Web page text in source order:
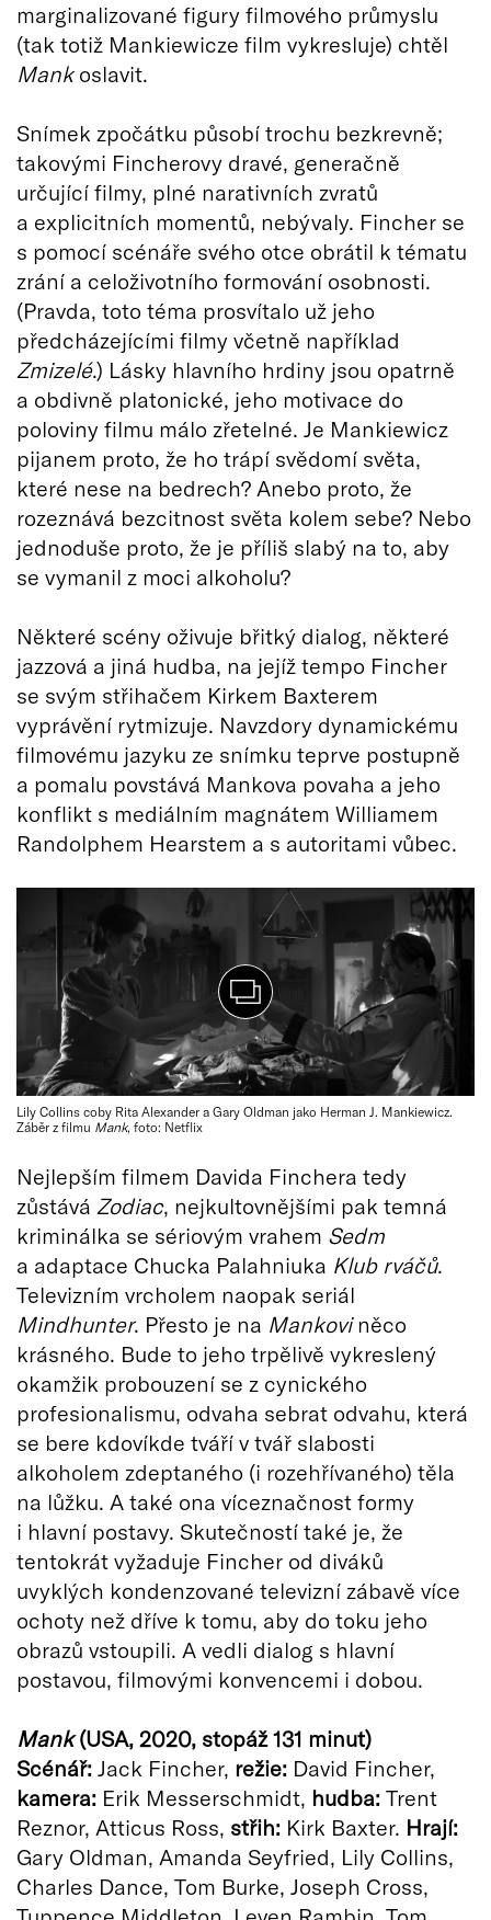
marginalizované figury filmového průmyslu
(tak totiž Mankiewicze film vykresluje) chtěl
Mankoslavit.
Snímek zpočátku působí trochu bezkrevně;
takovými Fincherovy dravé, generačně
určující filmy, plné narativních zvratů
a explicitních momentů, nebývaly. Fincher se
s pomocí scénáře svého otce obrátil k tématu
zrání a celoživotního formování osobnosti.
(Pravda, toto téma prosvítalo už jeho
předcházejícími filmy včetně například
Zmizelé.) Lásky hlavního hrdiny jsou opatrně
a obdivně platonické, jeho motivace do
poloviny filmu málo zřetelné. Je Mankiewicz
pijanem proto, že ho trápí svědomí světa,
které nese na bedrech? Anebo proto, že
rozeznává bezcitnost světa kolem sebe? Nebo
jednoduše proto, že je příliš slabý na to, aby
se vymanil z moci alkoholu?
Některé scény oživuje břitký dialog, některé
jazzová a jiná hudba, na jejíž tempo Fincher
se svým střihačem Kirkem Baxterem
vyprávění rytmizuje. Navzdory dynamickému
filmovému jazyku ze snímku teprve postupně
a pomalu povstává Mankova povaha a jeho
konflikt s mediálním magnátem Williamem
Randolphem Hearstem a s autoritami vůbec.
Lily Collins coby Rita Alexander a Gary Oldman jako Herman J. Mankiewicz.
Záběr z filmu Mank, foto: Netflix
Nejlepším filmem Davida Finchera tedy
zůstává Zodiac, nejkultovnějšími pak temná
kriminálka se sériovým vrahem Sedm
a adaptace Chucka Palahniuka Klub rváčů.
Televizním vrcholem naopak seriál
Mindhunter. Přesto je na Mankoviněco
krásného. Bude to jeho trpělivě vykreslený
okamžik probouzení se z cynického
profesionalismu, odvaha sebrat odvahu, která
se bere kdovíkde tváří v tvář slabosti
alkoholem zdeptaného (i rozehřívaného) těla
na lůžku. A také ona víceznačnost formy
i hlavní postavy. Skutečností také je, že
tentokrát vyžaduje Fincher od diváků
uvyklých kondenzované televizní zábavě více
ochoty než dříve k tomu, aby do toku jeho
obrazů vstoupili. A vedli dialog s hlavní
postavou, filmovými konvencemi i dobou.
Mank(USA, 2020, stopáž 131 minut)
Scénář: Jack Fincher, režie: David Fincher,
kamera: Erik Messerschmidt, hudba: Trent
Reznor, Atticus Ross, střih: Kirk Baxter. Hrají:
Gary Oldman, Amanda Seyfried, Lily Collins,
Charles Dance, Tom Burke, Joseph Cross,